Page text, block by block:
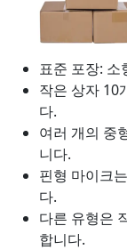
표준 포장: 소
작은 상자 10
다.
여러 개의 중
니다.
핀형 마이크
다.
다른 유형은
합니다.